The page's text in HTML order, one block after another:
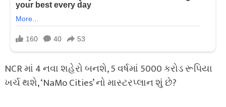
NCR માં 4 નવા શહેરો બનશે, 5 વર્ષમાં 5000 કરોડ રૂપિયા
ખર્ચ થશે, ‘NaMo Cities’ નો માસ્ટરપ્લાન શું છે?